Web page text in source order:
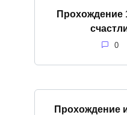
Прохождение
0
Прохождение